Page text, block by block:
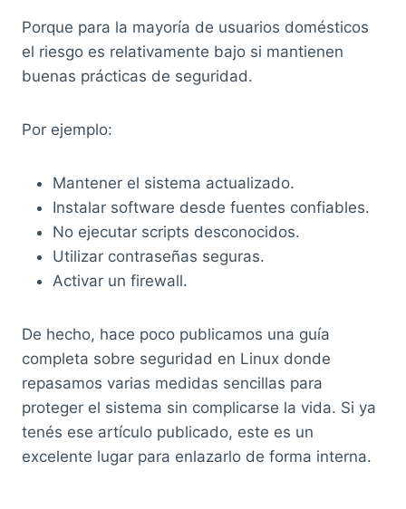
Porque para la mayoría de usuarios domésticos
el riesgo es relativamente bajo si mantienen
buenas prácticas de seguridad.
Por ejemplo:
Mantener el sistema actualizado.
Instalar software desde fuentes confiables.
No ejecutar scripts desconocidos.
Utilizar contraseñas seguras.
Activar un firewall.
De hecho, hace poco publicamos una guía
completa sobre seguridad en Linux donde
repasamos varias medidas sencillas para
proteger el sistema sin complicarse la vida. Si ya
tenés ese artículo publicado, este es un
excelente lugar para enlazarlo de forma interna.